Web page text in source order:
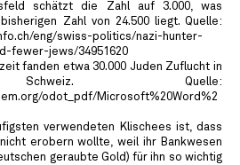
schätzt die Zahl auf 3.000, was
Zahl von 24.500 liegt. Quelle:
eng/swiss-politics/nazi-hunter-
fewer-jews/34951620
fanden etwa 30.000 Juden Zuflucht in
Quelle:
odot_pdf/Microsoft%20Word%2
verwendeten Klischees ist, dass
erobern wollte, weil ihr Bankwesen
geraubte Gold) für ihn so wichtig